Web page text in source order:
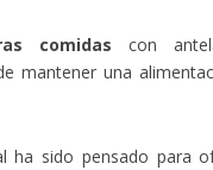
comidas con
mantener una
ha sido pensado para